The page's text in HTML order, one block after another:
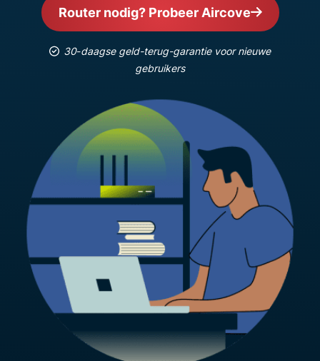
Router nodig? Probeer Aircove
30-daagse geld-terug-garantie voor nieuwe
gebruikers